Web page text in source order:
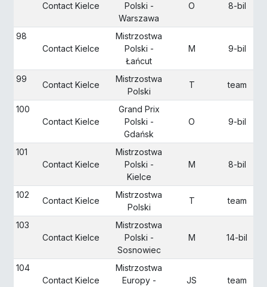
Contact Kielce
Polski -
Warszawa
O 8-bil
98
Contact Kielce
Mistrzostwa
Polski -
Łańcut
M 9-bil
99
Contact Kielce
Mistrzostwa
Polski
T team
100
Contact Kielce
Grand Prix
Polski -
Gdańsk
O 9-bil
101
Contact Kielce
Mistrzostwa
Polski -
Kielce
M 8-bil
102
Contact Kielce
Mistrzostwa
Polski
T team
103
Contact Kielce
Mistrzostwa
Polski -
Sosnowiec
M 14-bil
104
Contact Kielce
Mistrzostwa
Europy -
JS team